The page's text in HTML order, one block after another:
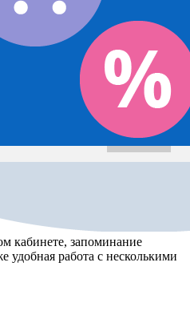
кабинете, запоминание
удобная работа с несколькими